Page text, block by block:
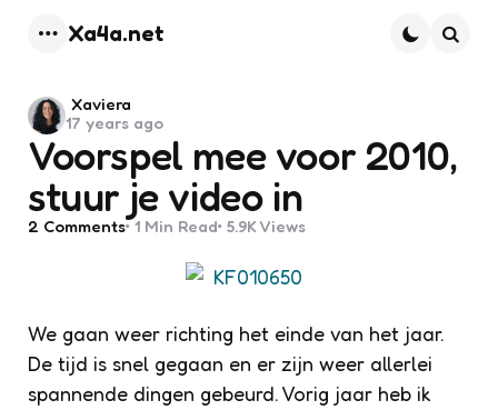
Xa4a.net
Voorspel mee voor 2010,
stuur je video in
Posted
by
Xaviera
17 years ago
2 Comments 1 Min Read 5.9K Views
We gaan weer richting het einde van het jaar.
De tijd is snel gegaan en er zijn weer allerlei
spannende dingen gebeurd. Vorig jaar heb ik